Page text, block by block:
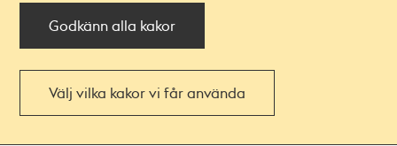
Godkänn alla kakor
Välj vilka kakor vi får använda